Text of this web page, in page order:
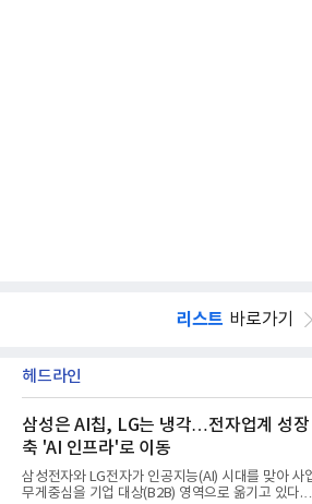
리스트 바로가기
헤드라인
삼성은 AI칩, LG는 냉각…전자업계 성장
축 'AI 인프라'로 이동
삼성전자와 LG전자가 인공지능(AI) 시대를 맞아 사
무게중심을 기업 대상(B2B) 영역으로 옮기고 있다.